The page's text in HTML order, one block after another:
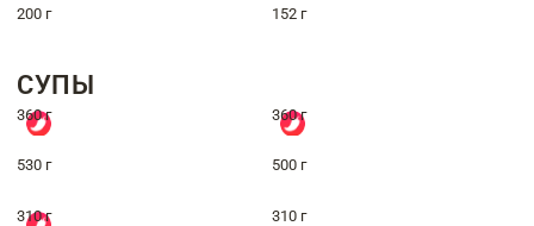
200 г 152 г
СУПЫ
360 г 360 г
530 г 500 г
310 г 310 г